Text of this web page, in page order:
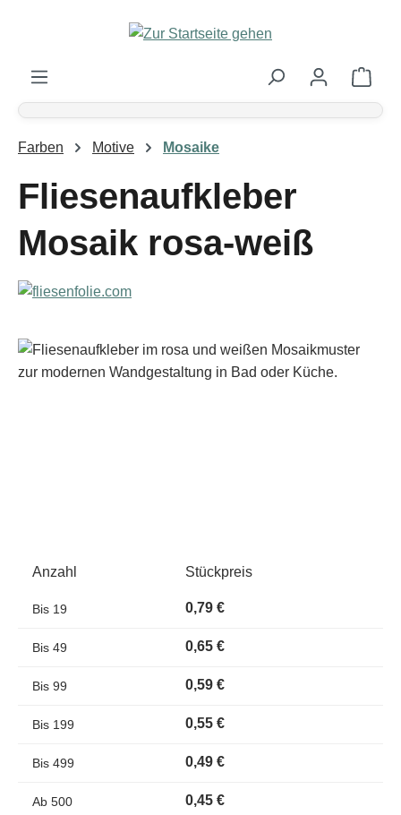
Zum Hauptinhalt springen
Farben Motive Mosaike
Fliesenaufkleber
Mosaik rosa-weiß
Bildergalerie überspringen
Anzahl Stückpreis
Bis 19 0,79 €
Bis 49 0,65 €
Bis 99 0,59 €
Bis 199 0,55 €
Bis 499 0,49 €
Ab 500 0,45 €